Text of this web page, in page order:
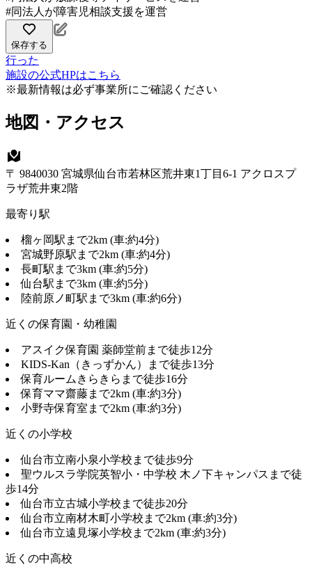
#同法人が障害児相談支援を運営
保存する
行った
施設の公式HPはこちら
※最新情報は必ず事業所にご確認ください
地図・アクセス
〒 9840030 宮城県仙台市若林区荒井東1丁目6-1 アクロスプ
ラザ荒井東2階
最寄り駅
榴ヶ岡駅まで2km (車:約4分)
宮城野原駅まで2km (車:約4分)
長町駅まで3km (車:約5分)
仙台駅まで3km (車:約5分)
陸前原ノ町駅まで3km (車:約6分)
近くの保育園・幼稚園
アスイク保育園 薬師堂前まで徒歩12分
KIDS-Kan（きっずかん）まで徒歩13分
保育ルームきらきらまで徒歩16分
保育ママ齋藤まで2km (車:約3分)
小野寺保育室まで2km (車:約3分)
近くの小学校
仙台市立南小泉小学校まで徒歩9分
聖ウルスラ学院英智小・中学校 木ノ下キャンパスまで徒
歩14分
仙台市立古城小学校まで徒歩20分
仙台市立南材木町小学校まで2km (車:約3分)
仙台市立遠見塚小学校まで2km (車:約3分)
近くの中高校